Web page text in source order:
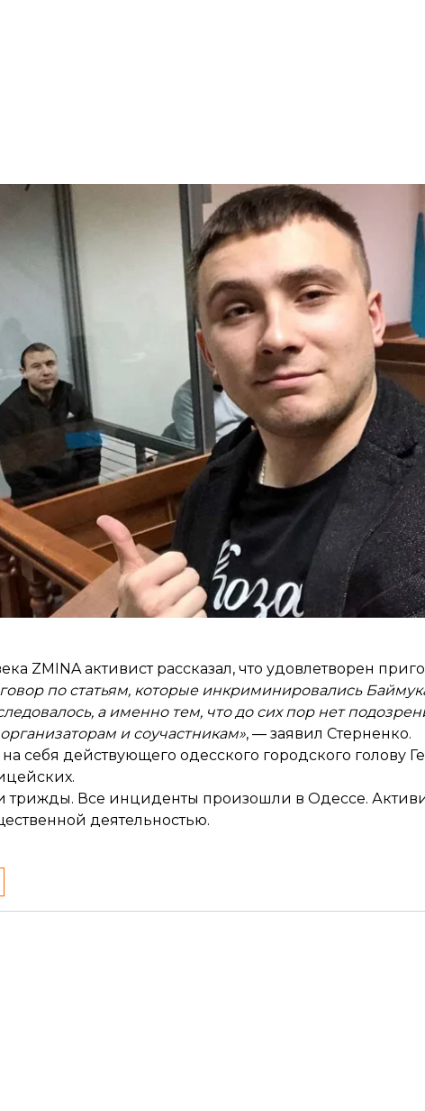
зале суда, где на него смотрит напавший на него Абзал Баймукашев
Twitter / Сергей Стерненко
виновным напавшего на активиста Сергея
Абзале Баймукашеве, который 1 мая 2018 года
и сумел задержать нападавшего.
в покушении на умышленное убийство,
в законную силу через месяц со дня
жалобы.
ZMINA активист рассказал, что удовлетворен
по статьям, которые инкриминировались
а именно тем, что до сих пор нет
и соучастникам», — заявил Стерненко.
себя действующего одесского городского голову
трижды. Все инциденты произошли в Одессе.
деятельностью.